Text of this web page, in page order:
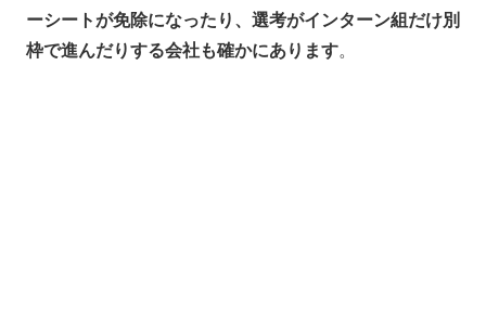
ーシートが免除になったり、選考がインターン組だけ別
枠で進んだりする会社も確かにあります。